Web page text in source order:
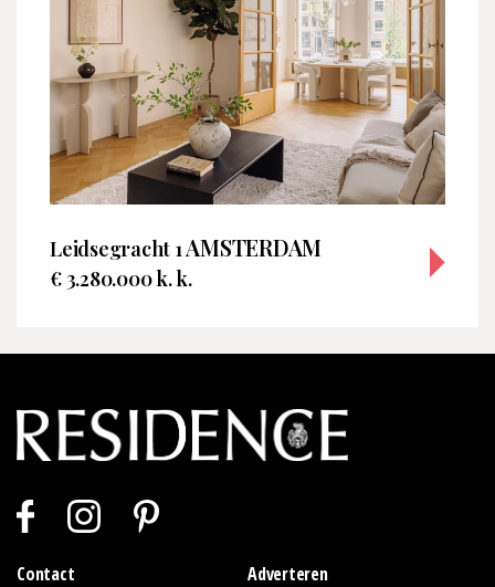
Leidsegracht 1AMSTERDAM
€ 3.280.000 k. k.
Contact
Adverteren